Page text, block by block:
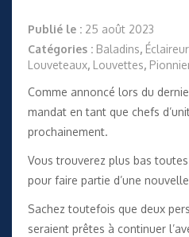
Publié le : 25 août 2023
Catégories : Baladins,
Louveteaux, Louvettes,
Comme annoncé lors du
mandat en tant que chefs
prochainement.
Vous trouverez plus bas
pour faire partie d’une
Sachez toutefois que deux
seraient prêtes à continuer